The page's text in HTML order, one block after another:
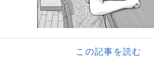
この記事を読む